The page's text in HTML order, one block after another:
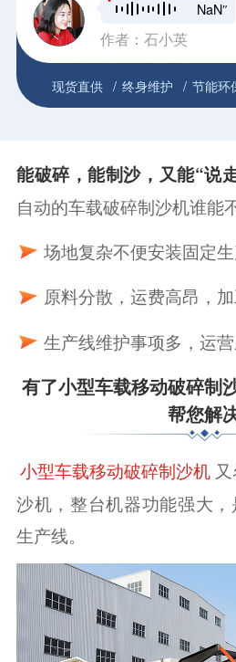
NaN″
作者：石小英
现货直供 终身维护 节能环
能破碎，能制沙，又能“说
自动的车载破碎制沙机谁能
场地复杂不便安装固定生
原料分散，运费高昂，
生产线维护事项多，运
有了小型车载移动破碎制
帮您解
小型车载移动破碎制沙机
沙机，整台机器功能强大
生产线。